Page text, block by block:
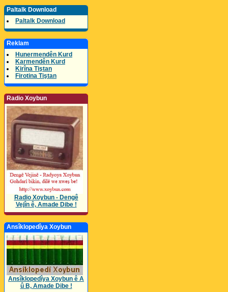
Paltalk Download
Paltalk Download
Reklam
Hunermendên Kurd
Karmendên Kurd
Kirîna Tiştan
Firotina Tiştan
Radio Xoybun
Radio Xoybun - Dengê
Vejîn ê, Amade Dibe !
Ansîklopedîya Xoybun
Ansîklopedîya Xoybun ê A
û B, Amade Dibe !